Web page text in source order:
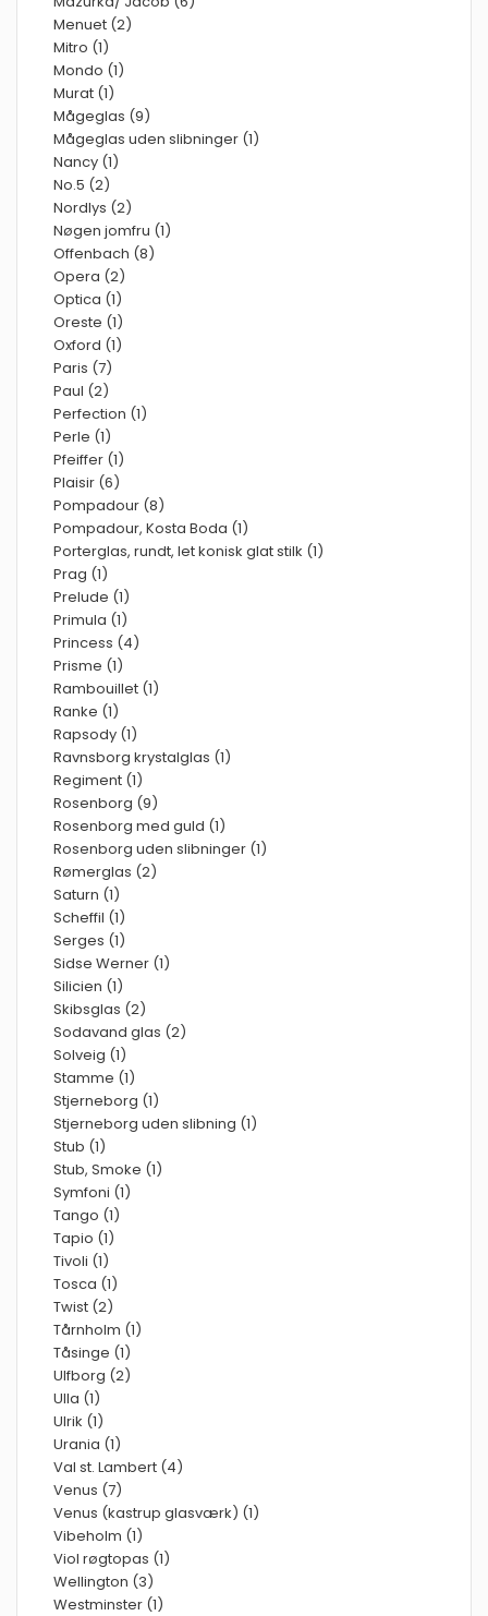
Menuet (2)
Mitro (1)
Mondo (1)
Murat (1)
Mågeglas (9)
Mågeglas uden slibninger (1)
Nancy (1)
No.5 (2)
Nordlys (2)
Nøgen jomfru (1)
Offenbach (8)
Opera (2)
Optica (1)
Oreste (1)
Oxford (1)
Paris (7)
Paul (2)
Perfection (1)
Perle (1)
Pfeiffer (1)
Plaisir (6)
Pompadour (8)
Pompadour, Kosta Boda (1)
Porterglas, rundt, let konisk glat stilk (1)
Prag (1)
Prelude (1)
Primula (1)
Princess (4)
Prisme (1)
Rambouillet (1)
Ranke (1)
Rapsody (1)
Ravnsborg krystalglas (1)
Regiment (1)
Rosenborg (9)
Rosenborg med guld (1)
Rosenborg uden slibninger (1)
Rømerglas (2)
Saturn (1)
Scheffil (1)
Serges (1)
Sidse Werner (1)
Silicien (1)
Skibsglas (2)
Sodavand glas (2)
Solveig (1)
Stamme (1)
Stjerneborg (1)
Stjerneborg uden slibning (1)
Stub (1)
Stub, Smoke (1)
Symfoni (1)
Tango (1)
Tapio (1)
Tivoli (1)
Tosca (1)
Twist (2)
Tårnholm (1)
Tåsinge (1)
Ulfborg (2)
Ulla (1)
Ulrik (1)
Urania (1)
Val st. Lambert (4)
Venus (7)
Venus (kastrup glasværk) (1)
Vibeholm (1)
Viol røgtopas (1)
Wellington (3)
Westminster (1)